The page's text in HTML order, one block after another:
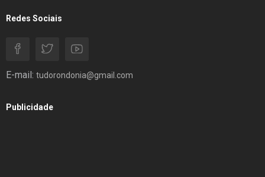
Redes Sociais
E-mail: tudorondonia@gmail.com
Publicidade